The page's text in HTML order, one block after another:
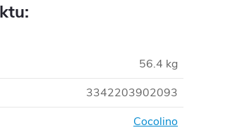
56.4 kg
3342203902093
Cocolino